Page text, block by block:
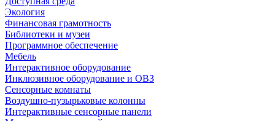
Экология
Финансовая грамотность
Библиотеки и музеи
Программное обеспечение
Мебель
Интерактивное оборудование
Инклюзивное оборудование и ОВЗ
Cенсорные комнаты
Воздушно-пузырьковые колонны
Интерактивные сенсорные панели